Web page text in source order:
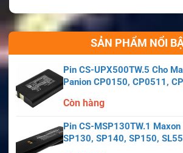
SẢN PHẨM NỔI
Pin CS-UPX500TW.5 Cho
Panion CP0150, CP0511,
Còn hàng
Pin CS-MSP130TW.1
SP130, SP140, SP150, SL55